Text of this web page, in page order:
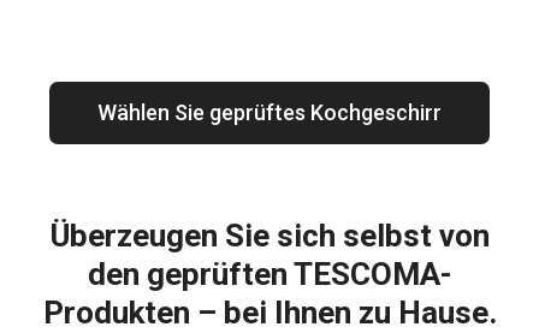
Wählen Sie geprüftes Kochgeschirr
Überzeugen Sie sich selbst von
den geprüften TESCOMA-
Produkten – bei Ihnen zu Hause.